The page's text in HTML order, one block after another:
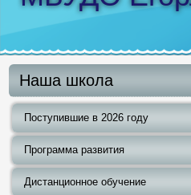
Наша школа
Поступившие в 2026 году
Программа развития
Дистанционное обучение